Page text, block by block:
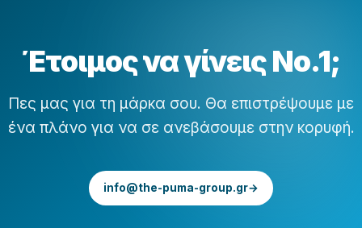
Έτοιμος να γίνεις No.1;
Πες μας για τη μάρκα σου. Θα επιστρέψουμε με
ένα πλάνο για να σε ανεβάσουμε στην κορυφή.
info@the-puma-group.gr→